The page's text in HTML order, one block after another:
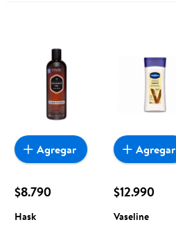
$8.790
Hask
Agregar
$12.990
Vaseline
Agregar